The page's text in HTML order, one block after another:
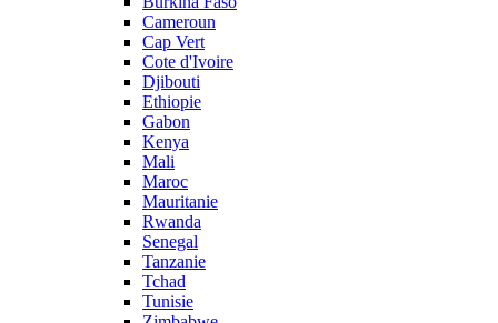
Cameroun
Cap Vert
Cote d'Ivoire
Djibouti
Ethiopie
Gabon
Kenya
Mali
Maroc
Mauritanie
Rwanda
Senegal
Tanzanie
Tchad
Tunisie